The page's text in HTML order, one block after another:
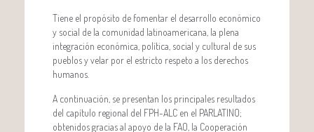
Tiene el propósito de fomentar el desarrollo económico
y social de la comunidad latinoamericana, la plena
integración económica, política, social y cultural de sus
pueblos y velar por el estricto respeto a los derechos
humanos.
A continuación, se presentan los principales resultados
del capítulo regional del FPH-ALC en el PARLATINO;
obtenidos gracias al apoyo de la FAO, la Cooperación